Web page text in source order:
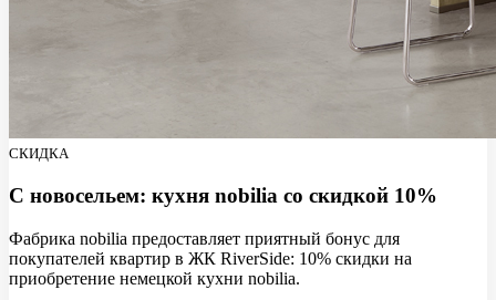
СКИДКА
С новосельем: кухня nobilia со скидкой 10%
Фабрика nobilia предоставляет приятный бонус для
покупателей квартир в ЖК RiverSide: 10% скидки на
приобретение немецкой кухни nobilia.